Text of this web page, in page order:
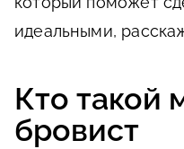
идеальными,
Кто такой
бровист